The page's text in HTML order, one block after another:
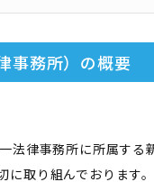
務所） の概要
法律事務所に所属す
取り組んでおります。